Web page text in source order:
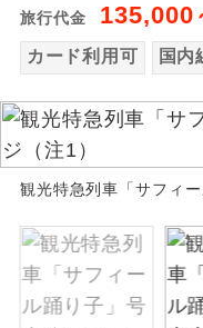
旅行代金 135,000
カード利用可 国内
観光特急列車「サフィ
絶景
温泉
露天風呂
大浴場